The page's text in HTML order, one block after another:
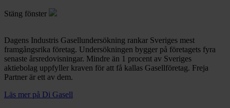
Stäng fönster
Dagens Industris Gasellundersökning rankar Sveriges mest
framgångsrika företag. Undersökningen bygger på företagets fyra
senaste årsredovisningar. Mindre än 1 procent av Sveriges
aktiebolag uppfyller kraven för att få kallas Gasellföretag. Freja
Partner är ett av dem.
Läs mer på Di Gasell